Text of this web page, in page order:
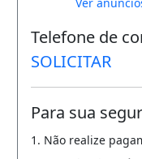
Telefone de
SOLICITAR
Para sua
1. Não realize